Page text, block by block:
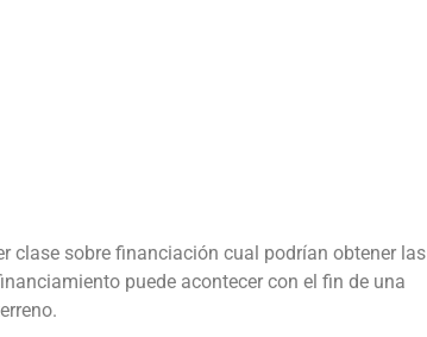
clase sobre financiación cual podrían obtener las
puede acontecer con el fin de una